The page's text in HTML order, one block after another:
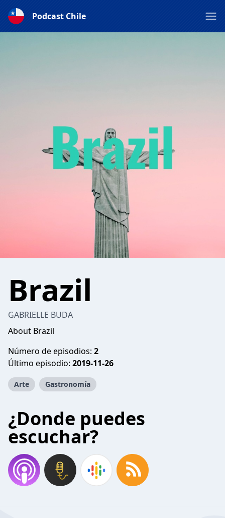
Podcast Chile
Brazil
GABRIELLE BUDA
About Brazil
Número de episodios: 2
Último episodio: 2019-11-26
Arte Gastronomía
¿Donde puedes
escuchar?